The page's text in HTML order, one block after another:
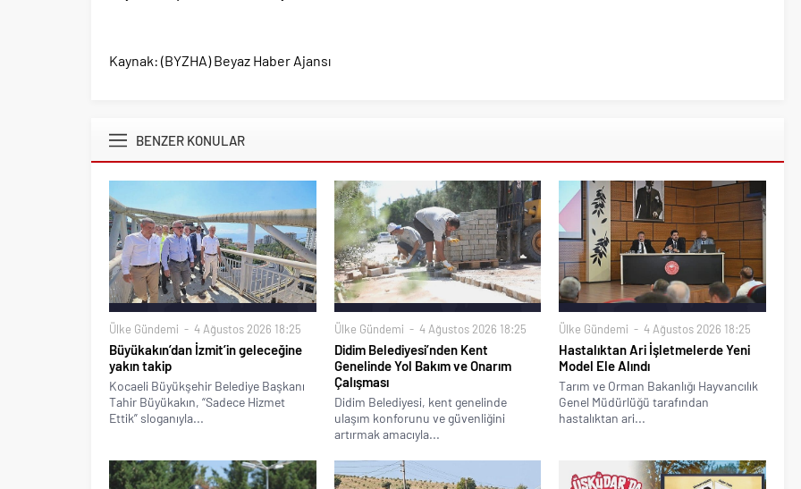
Kaynak: (BYZHA) Beyaz Haber Ajansı
BENZER KONULAR
Ülke Gündemi 4 Ağustos 2026 18:25
Büyükakın’dan İzmit’in geleceğine
yakın takip
Kocaeli Büyükşehir Belediye Başkanı
Tahir Büyükakın, “Sadece Hizmet
Ettik” sloganıyla...
Ülke Gündemi 4 Ağustos 2026 18:25
Didim Belediyesi’nden Kent
Genelinde Yol Bakım ve Onarım
Çalışması
Didim Belediyesi, kent genelinde
ulaşım konforunu ve güvenliğini
artırmak amacıyla...
Ülke Gündemi 4 Ağustos 2026 18:25
Hastalıktan Ari İşletmelerde Yeni
Model Ele Alındı
Tarım ve Orman Bakanlığı Hayvancılık
Genel Müdürlüğü tarafından
hastalıktan ari...